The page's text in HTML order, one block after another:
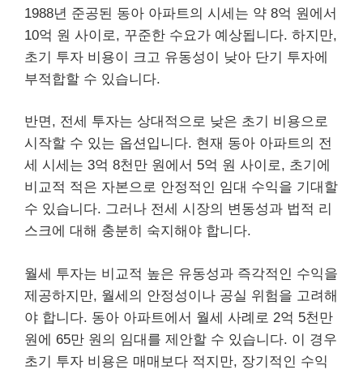
1988년 준공된 동아 아파트의 시세는 약 8억 원에서
10억 원 사이로, 꾸준한 수요가 예상됩니다. 하지만,
초기 투자 비용이 크고 유동성이 낮아 단기 투자에
부적합할 수 있습니다.
반면, 전세 투자는 상대적으로 낮은 초기 비용으로
시작할 수 있는 옵션입니다. 현재 동아 아파트의 전
세 시세는 3억 8천만 원에서 5억 원 사이로, 초기에
비교적 적은 자본으로 안정적인 임대 수익을 기대할
수 있습니다. 그러나 전세 시장의 변동성과 법적 리
스크에 대해 충분히 숙지해야 합니다.
월세 투자는 비교적 높은 유동성과 즉각적인 수익을
제공하지만, 월세의 안정성이나 공실 위험을 고려해
야 합니다. 동아 아파트에서 월세 사례로 2억 5천만
원에 65만 원의 임대를 제안할 수 있습니다. 이 경우
초기 투자 비용은 매매보다 적지만, 장기적인 수익